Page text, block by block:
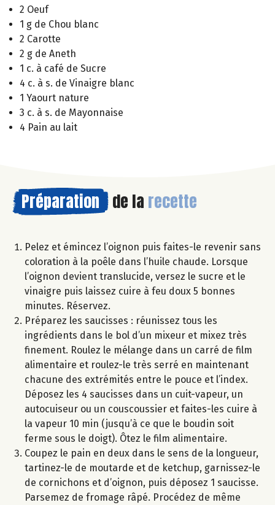
2 Oeuf
1 g de Chou blanc
2 Carotte
2 g de Aneth
1 c. à café de Sucre
4 c. à s. de Vinaigre blanc
1 Yaourt nature
3 c. à s. de Mayonnaise
4 Pain au lait
Préparation de la recette
Pelez et émincez l’oignon puis faites-le revenir sans
coloration à la poêle dans l’huile chaude. Lorsque
l’oignon devient translucide, versez le sucre et le
vinaigre puis laissez cuire à feu doux 5 bonnes
minutes. Réservez.
Préparez les saucisses : réunissez tous les
ingrédients dans le bol d’un mixeur et mixez très
finement. Roulez le mélange dans un carré de film
alimentaire et roulez-le très serré en maintenant
chacune des extrémités entre le pouce et l’index.
Déposez les 4 saucisses dans un cuit-vapeur, un
autocuiseur ou un couscoussier et faites-les cuire à
la vapeur 10 min (jusqu’à ce que le boudin soit
ferme sous le doigt). Ôtez le film alimentaire.
Coupez le pain en deux dans le sens de la longueur,
tartinez-le de moutarde et de ketchup, garnissez-le
de cornichons et d’oignon, puis déposez 1 saucisse.
Parsemez de fromage râpé. Procédez de même